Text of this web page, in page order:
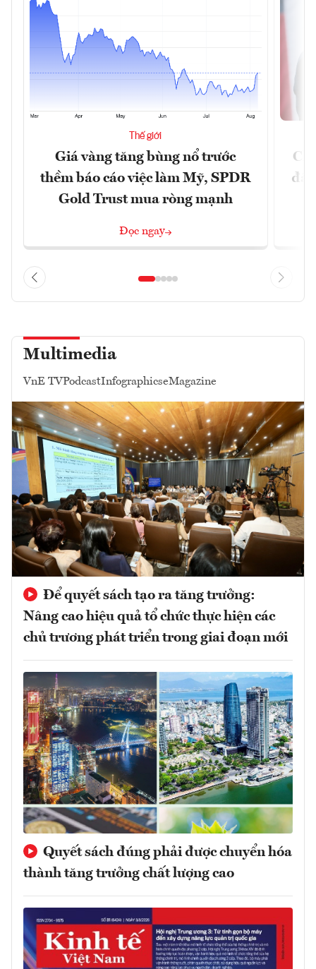
Thế giới
Giá vàng tăng bùng nổ trước
thềm báo cáo việc làm Mỹ, SPDR
Gold Trust mua ròng mạnh
Đọc ngay
đã
Multimedia
VnE TVPodcastInfographicseMagazine
Để quyết sách tạo ra tăng trưởng:
Nâng cao hiệu quả tổ chức thực hiện các
chủ trương phát triển trong giai đoạn mới
Quyết sách đúng phải được chuyển hóa
thành tăng trưởng chất lượng cao